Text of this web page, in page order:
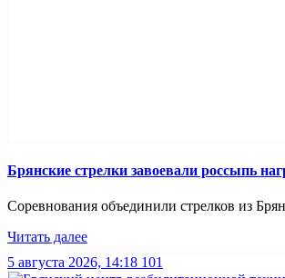
Брянские стрелки завоевали россыпь
Соревнования объединили стрелков из
Читать далее
5 августа 2026, 14:18 101